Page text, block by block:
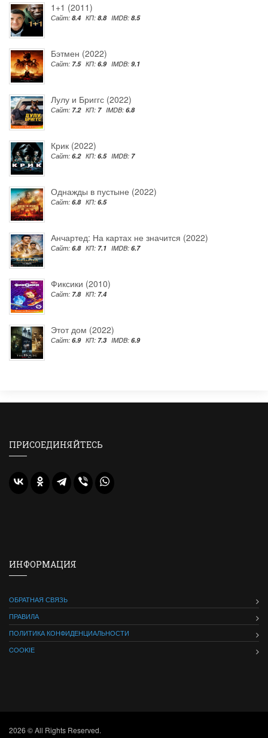
1+1 (2011)
Сайт: 8.4 КП: 8.8 IMDB: 8.5
Бэтмен (2022)
Сайт: 7.5 КП: 6.9 IMDB: 9.1
Лулу и Бриггс (2022)
Сайт: 7.2 КП: 7 IMDB: 6.8
Крик (2022)
Сайт: 6.2 КП: 6.5 IMDB: 7
Однажды в пустыне (2022)
Сайт: 6.8 КП: 6.5
Анчартед: На картах не значится (2022)
Сайт: 6.8 КП: 7.1 IMDB: 6.7
Фиксики (2010)
Сайт: 7.8 КП: 7.4
Этот дом (2022)
Сайт: 6.9 КП: 7.3 IMDB: 6.9
ПРИСОЕДИНЯЙТЕСЬ
ИНФОРМАЦИЯ
ОБРАТНАЯ СВЯЗЬ
ПРАВИЛА
ПОЛИТИКА КОНФИДЕНЦИАЛЬНОСТИ
COOKIE
2026 © All Rights Reserved.